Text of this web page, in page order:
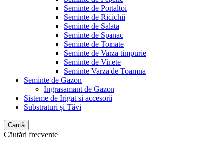
Seminte de Portaltoi
Seminte de Ridichii
Seminte de Salata
Seminte de Spanac
Seminte de Tomate
Seminte de Varza timpurie
Seminte de Vinete
Seminte Varza de Toamna
Seminte de Gazon
Ingrasamant de Gazon
Sisteme de Irigat si accesorii
Substraturi și Tăvi
Caută
Căutări frecvente